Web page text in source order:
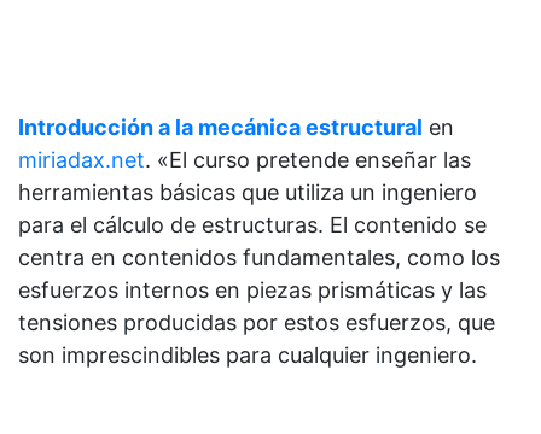
Introducción a la mecánica estructural en
miriadax.net. «El curso pretende enseñar las
herramientas básicas que utiliza un ingeniero
para el cálculo de estructuras. El contenido se
centra en contenidos fundamentales, como los
esfuerzos internos en piezas prismáticas y las
tensiones producidas por estos esfuerzos, que
son imprescindibles para cualquier ingeniero.